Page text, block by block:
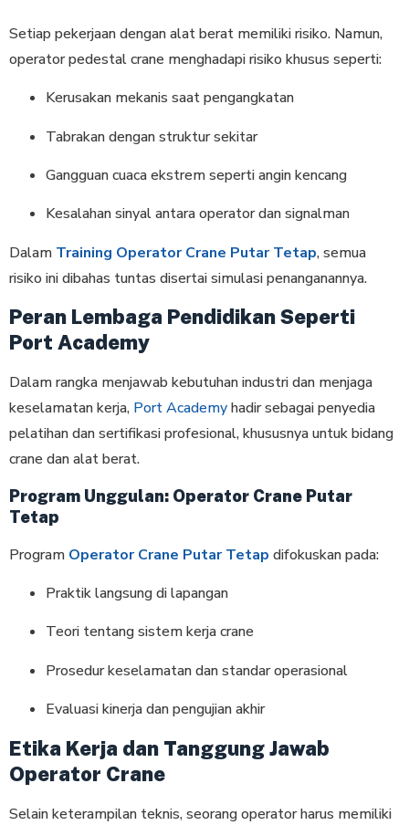
Setiap pekerjaan dengan alat berat memiliki risiko. Namun,
operator pedestal crane menghadapi risiko khusus seperti:
Kerusakan mekanis saat pengangkatan
Tabrakan dengan struktur sekitar
Gangguan cuaca ekstrem seperti angin kencang
Kesalahan sinyal antara operator dan signalman
Dalam Training Operator Crane Putar Tetap, semua
risiko ini dibahas tuntas disertai simulasi penanganannya.
Peran Lembaga Pendidikan Seperti
Port Academy
Dalam rangka menjawab kebutuhan industri dan menjaga
keselamatan kerja, Port Academyhadir sebagai penyedia
pelatihan dan sertifikasi profesional, khususnya untuk bidang
crane dan alat berat.
Program Unggulan: Operator Crane Putar
Tetap
Program Operator Crane Putar Tetap difokuskan pada:
Praktik langsung di lapangan
Teori tentang sistem kerja crane
Prosedur keselamatan dan standar operasional
Evaluasi kinerja dan pengujian akhir
Etika Kerja dan Tanggung Jawab
Operator Crane
Selain keterampilan teknis, seorang operator harus memiliki